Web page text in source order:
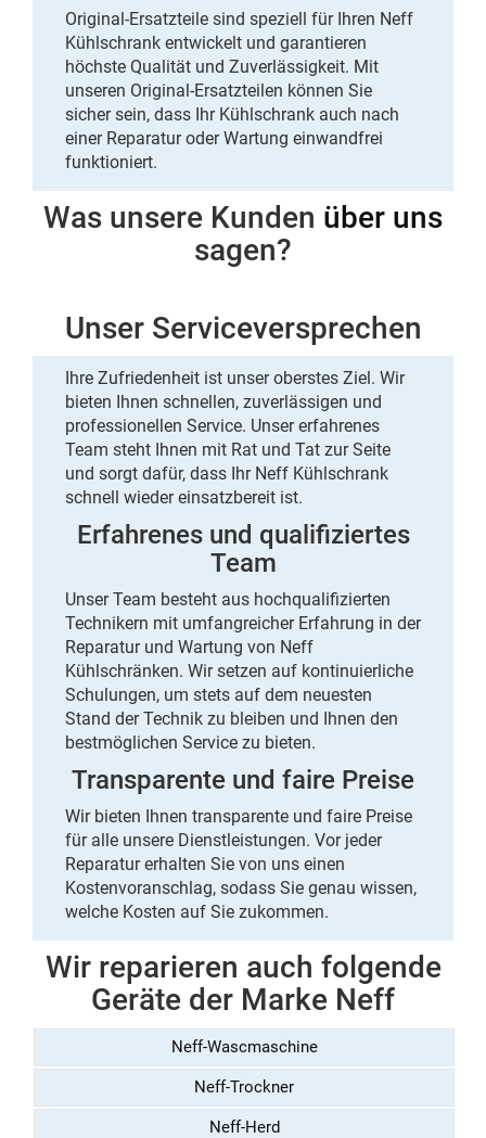
Original-Ersatzteile sind speziell für Ihren Neff
Kühlschrank entwickelt und garantieren
höchste Qualität und Zuverlässigkeit. Mit
unseren Original-Ersatzteilen können Sie
sicher sein, dass Ihr Kühlschrank auch nach
einer Reparatur oder Wartung einwandfrei
funktioniert.
Was unsere Kunden über uns
sagen?
Unser Serviceversprechen
Ihre Zufriedenheit ist unser oberstes Ziel. Wir
bieten Ihnen schnellen, zuverlässigen und
professionellen Service. Unsererfahrenes
Team steht Ihnen mit Rat und Tat zur Seite
und sorgt dafür, dass Ihr Neff Kühlschrank
schnell wieder einsatzbereit ist.
Erfahrenes und qualifiziertes
Team
UnserTeam besteht aus hochqualifizierten
Technikern mit umfangreicher Erfahrung in der
Reparatur und Wartung von Neff
Kühlschränken. Wir setzen auf kontinuierliche
Schulungen, um stets auf dem neuesten
Stand der Technik zu bleiben und Ihnen den
bestmöglichen Service zu bieten.
Transparente und faire Preise
Wir bieten Ihnen transparente und faire Preise
für alle unsere Dienstleistungen. Vor jeder
Reparatur erhalten Sie von uns einen
Kostenvoranschlag, sodass Sie genau wissen,
welche Kosten auf Sie zukommen.
Wir reparieren auch folgende
Geräte der Marke Neff
Neff-Wascmaschine
Neff-Trockner
Neff-Herd